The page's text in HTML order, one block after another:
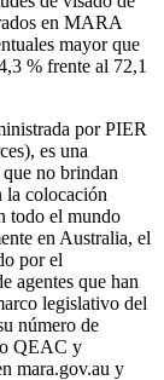
en MARA
mayor que
% frente al 72,1
por PIER
es una
no brindan
la colocación
todo el mundo
en Australia, el
por el
agentes que han
legislativo del
número de
QEAC y
mara.gov.au y